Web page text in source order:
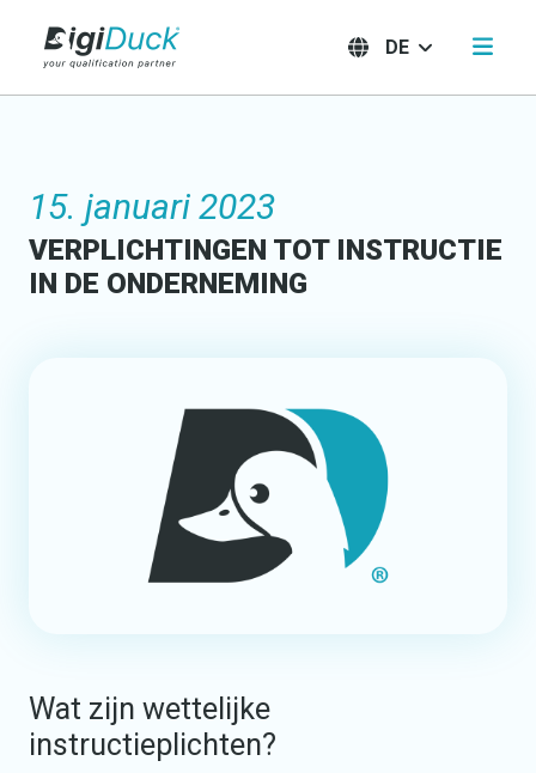
DE
15. januari 2023
VERPLICHTINGEN TOT INSTRUCTIE
IN DE ONDERNEMING
Wat zijn wettelijke
instructieplichten?